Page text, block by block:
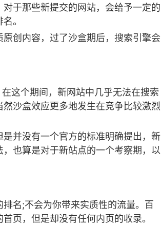
于那些新提交的网站，会给予一定的
。
创内容，过了沙盒期后，搜索引擎会
这个期间，新网站中几乎无法在搜索
沙盒效应更多地发生在竞争比较激烈
并没有一个官方的标准明确提出，新
也算是对于新站点的一个考察期，以
名;不会为你带来实质性的流量。百
页，但是却没有任何内页的收录。